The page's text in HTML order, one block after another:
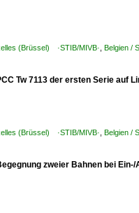
(Brüssel) ·STIB/MIVB· Belgien /
Tw 7113 der ersten Serie auf
(Brüssel) ·STIB/MIVB· Belgien /
zweier Bahnen bei